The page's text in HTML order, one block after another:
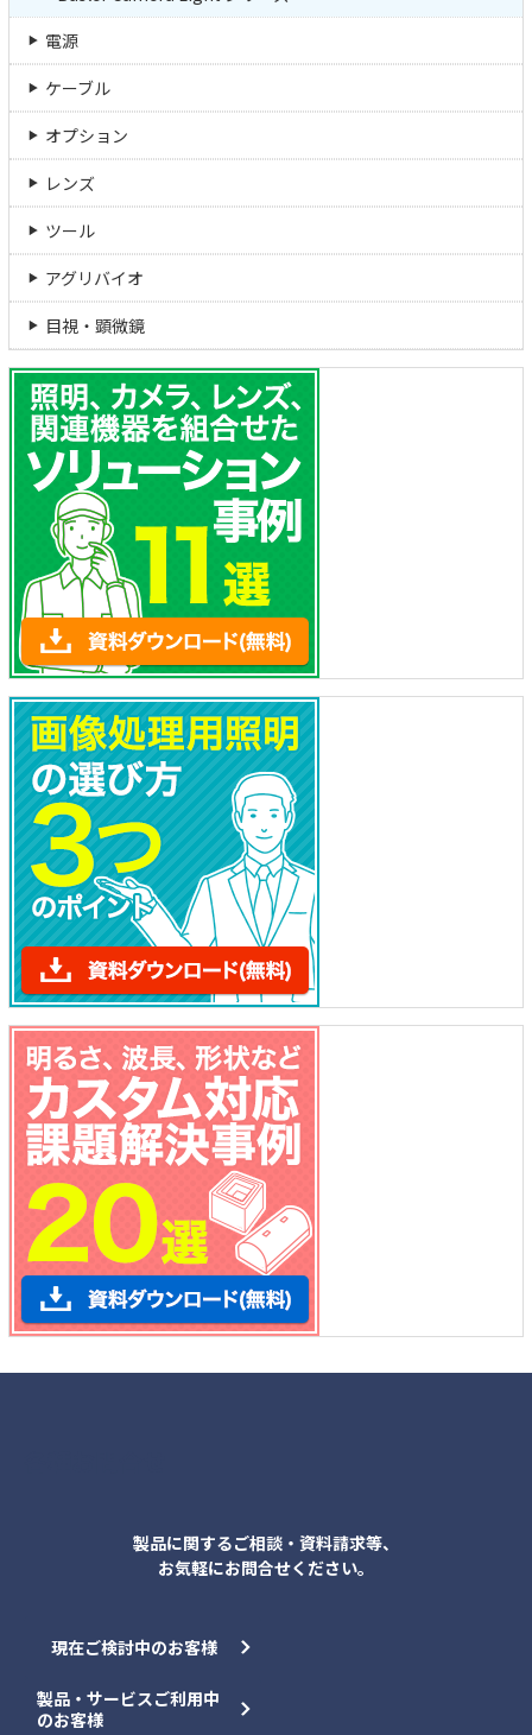
電源
ケーブル
オプション
レンズ
ツール
アグリバイオ
目視・顕微鏡
製品に関するご相談・資料請求等、
お気軽にお問合せください。
現在ご検討中のお客様
製品・サービスご利用中
のお客様